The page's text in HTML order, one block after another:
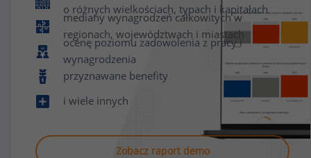
o różnych wielkościach, typach i kapitałach
mediany wynagrodzeń całkowitych w
regionach, województwach i miastach
ocenę poziomu zadowolenia z pracy i
wynagrodzenia
przyznawane benefity
i wiele innych
Zobacz raport demo